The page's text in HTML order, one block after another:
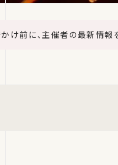
け前に、主催者の最新情報